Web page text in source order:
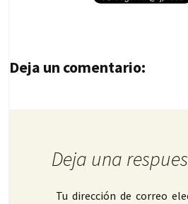
Navegación de
Deja un comentario:
Deja una
Tu dirección de correo